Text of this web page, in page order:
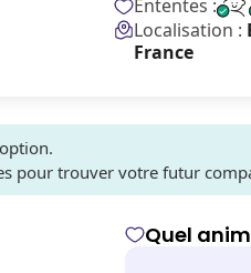
Ententes :
Localisation :
France
pour trouver votre futur
Quel